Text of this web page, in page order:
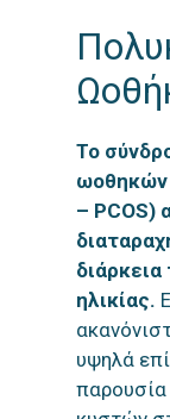
Το
ωοθηκών
– PCOS)
ηλικίας.
υψηλά